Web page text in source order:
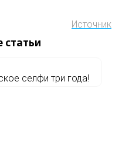
Источник
селфи три года!